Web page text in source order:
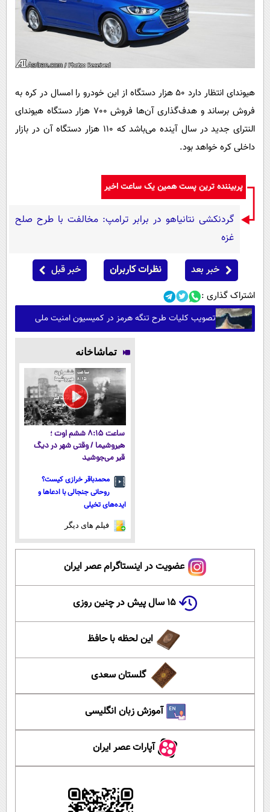
هیوندای انتظار دارد 50 هزار دستگاه از این خودرو را امسال در کره به
فروش برساند و هدف‌گذاری آن‌ها فروش 700 هزار دستگاه هیوندای
النترای جدید در سال آینده می‌باشد که 110 هزار دستگاه آن در بازار
داخلی کره خواهد بود.
پربیننده ترین پست همین یک ساعت اخیر
گردنکشی نتانیاهو در برابر ترامپ: مخالفت با طرح صلح
غزه
خبر بعد نظرات کاربران خبر قبل
اشتراک گذاری :
تصویب کلیات طرح تنگه هرمز در کمیسیون امنیت ملی
تماشاخانه
ساعت ۸:۱۵ ششم اوت ؛
هیروشیما / وقتی شهر در دیگ
قیر می‌جوشید
محمدباقر خرازی کیست؟
روحانی جنجالی با ادعاها و
ایده‌های تخیلی
فیلم های دیگر
عضویت در اینستاگرام عصر ایران
۱۵ سال پیش در چنین روزی
این لحظه با حافظ
گلستان سعدی
آموزش زبان انگلیسی
آپارات عصر ایران